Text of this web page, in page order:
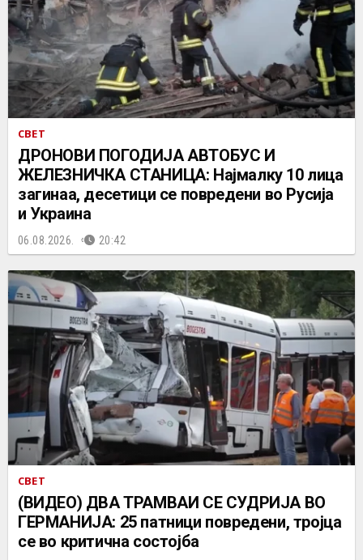
СВЕТ
ДРОНОВИ ПОГОДИЈА АВТОБУС И
ЖЕЛЕЗНИЧКА СТАНИЦА: Најмалку 10 лица
загинаа, десетици се повредени во Русија
и Украина
06.08.2026. 20:42
СВЕТ
(ВИДЕО) ДВА ТРАМВАИ СЕ СУДРИЈА ВО
ГЕРМАНИЈА: 25 патници повредени, тројца
се во критична состојба